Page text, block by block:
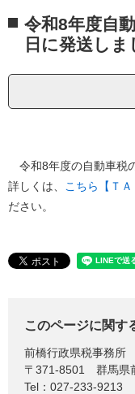
文 令和8年度自
日に発送しま
令和8年度の自動車税
詳しくは、
こちら【Ｔ
ださい。
このページに関す
前橋行政県税事務所
〒371-8501
群馬県
Tel：027-233-9213